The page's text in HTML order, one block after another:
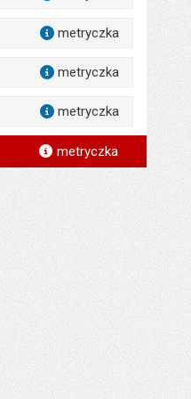
metryczka
metryczka
metryczka
metryczka